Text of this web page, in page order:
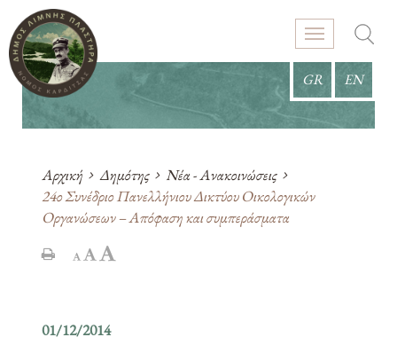
GR EN
Αρχική Δημότης
Νέα - Ανακοινώσεις
24ο Συνέδριο Πανελλήνιου Δικτύου Οικολογικών
Οργανώσεων – Απόφαση και συμπεράσματα
01/12/2014